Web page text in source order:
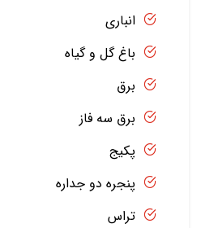
انباری
باغ گل و گیاه
برق
برق سه فاز
پکیج
پنجره دو جداره
تراس